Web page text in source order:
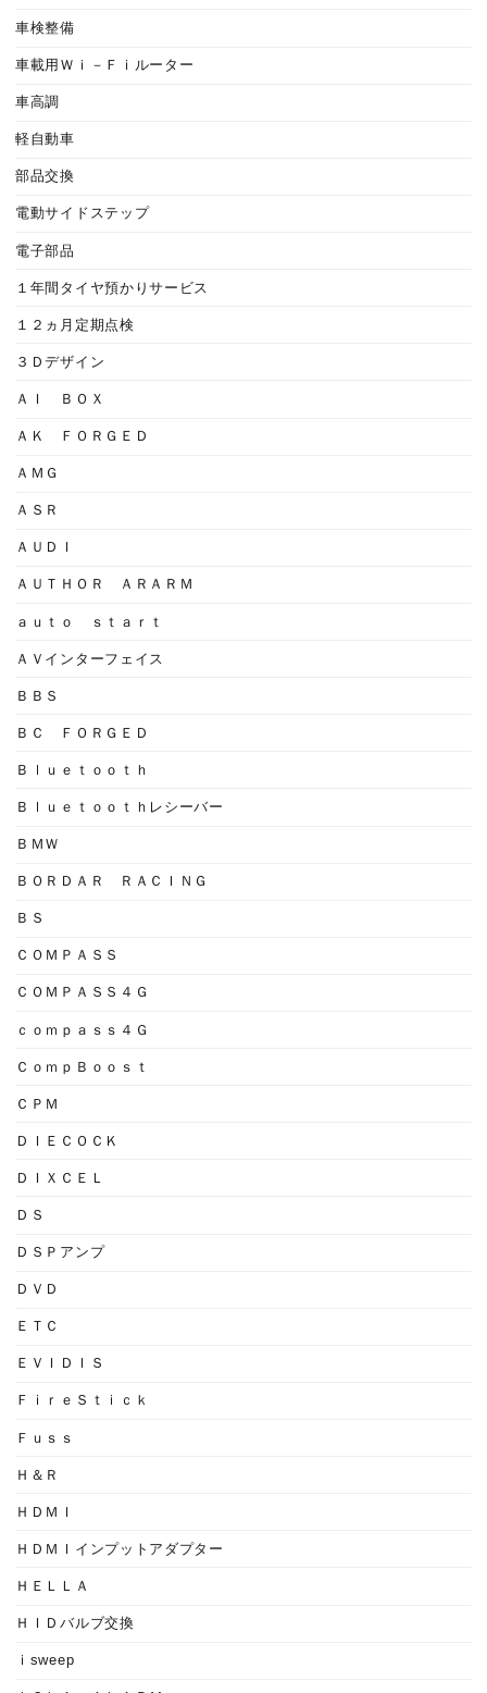
車検整備
車載用Ｗｉ－Ｆｉルーター
車高調
軽自動車
部品交換
電動サイドステップ
電子部品
１年間タイヤ預かりサービス
１２ヵ月定期点検
３Ｄデザイン
ＡＩ ＢＯＸ
ＡＫ ＦＯＲＧＥＤ
ＡＭＧ
ＡＳＲ
ＡＵＤＩ
ＡＵＴＨＯＲ ＡＲＡＲＭ
ａｕｔｏ ｓｔａｒｔ
ＡＶインターフェイス
ＢＢＳ
ＢＣ ＦＯＲＧＥＤ
Ｂｌｕｅｔｏｏｔｈ
Ｂｌｕｅｔｏｏｔｈレシーバー
ＢＭＷ
ＢＯＲＤＡＲ ＲＡＣＩＮＧ
ＢＳ
ＣＯＭＰＡＳＳ
ＣＯＭＰＡＳＳ４Ｇ
ｃｏｍｐａｓｓ４Ｇ
ＣｏｍｐＢｏｏｓｔ
ＣＰＭ
ＤＩＥＣＯＣＫ
ＤＩＸＣＥＬ
ＤＳ
ＤＳＰアンプ
ＤＶＤ
ＥＴＣ
ＥＶＩＤＩＳ
ＦｉｒｅＳｔｉｃｋ
Ｆｕｓｓ
Ｈ＆Ｒ
ＨＤＭＩ
ＨＤＭＩインプットアダプター
ＨＥＬＬＡ
ＨＩＤバルブ交換
ｉsweep